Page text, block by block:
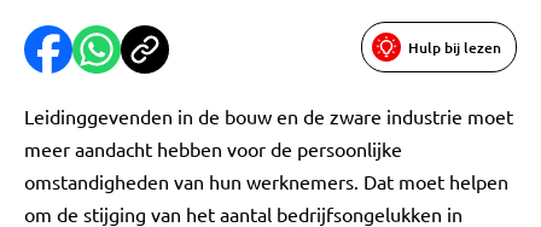
Hulp bij lezen
Leidinggevenden in de bouw en de zware industrie moet
meer aandacht hebben voor de persoonlijke
omstandigheden van hun werknemers. Dat moet helpen
om de stijging van het aantal bedrijfsongelukken in